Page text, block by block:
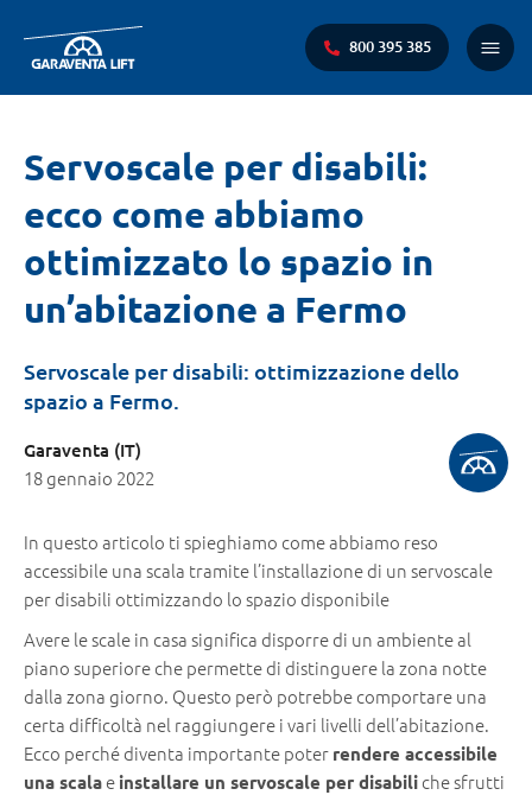
800 395 385
Menu
Ti
trovi
qui:
Servoscale per disabili:
ecco come abbiamo
ottimizzato lo spazio in
un’abitazione a Fermo
Servoscale per disabili: ottimizzazione dello
spazio a Fermo.
Garaventa (IT)
18 gennaio 2022
In questo articolo ti spieghiamo come abbiamo reso
accessibile una scala tramite l’installazione di un servoscale
per disabili ottimizzando lo spazio disponibile
Avere le scale in casa significa disporre di un ambiente al
piano superiore che permette di distinguere la zona notte
dalla zona giorno. Questo però potrebbe comportare una
certa difficoltà nel raggiungere i vari livelli dell’abitazione.
Ecco perché diventa importante poter rendere accessibile
una scalaeinstallare un servoscale per disabili che sfrutti